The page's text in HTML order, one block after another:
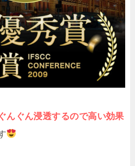
ぐんぐん浸透するので高い効果